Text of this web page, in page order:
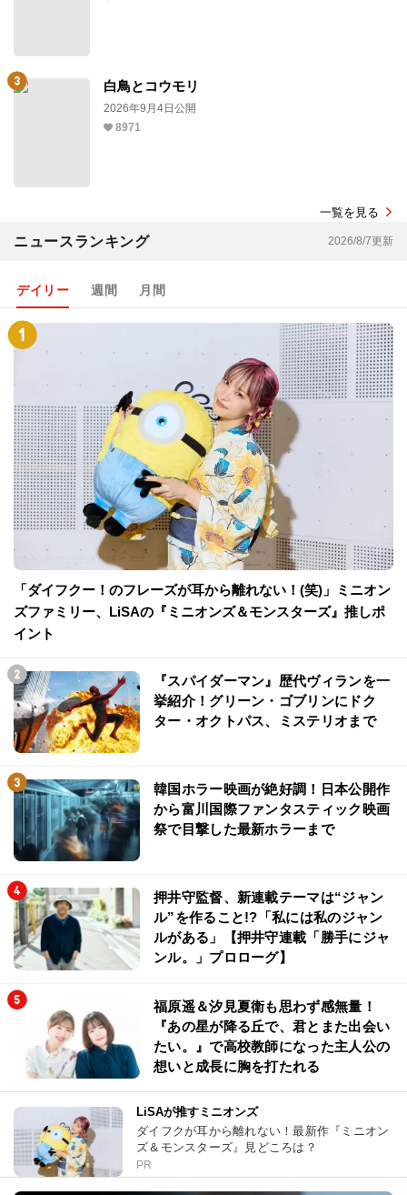
白鳥とコウモリ
2026年9月4日公開
8971
一覧を見る
ニュースランキング 2026/8/7更新
デイリー 週間 月間
「ダイフクー！のフレーズが耳から離れない！(笑)」ミニオン
ズファミリー、LiSAの『ミニオンズ＆モンスターズ』推しポ
イント
『スパイダーマン』歴代ヴィランを一
挙紹介！グリーン・ゴブリンにドク
ター・オクトパス、ミステリオまで
韓国ホラー映画が絶好調！日本公開作
から富川国際ファンタスティック映画
祭で目撃した最新ホラーまで
押井守監督、新連載テーマは“ジャン
ル”を作ること!?「私には私のジャン
ルがある」【押井守連載「勝手にジャ
ンル。」プロローグ】
福原遥＆汐見夏衛も思わず感無量！
『あの星が降る丘で、君とまた出会い
たい。』で高校教師になった主人公の
想いと成長に胸を打たれる
LiSAが推すミニオンズ
ダイフクが耳から離れない！最新作『ミニオン
ズ＆モンスターズ』見どころは？
PR